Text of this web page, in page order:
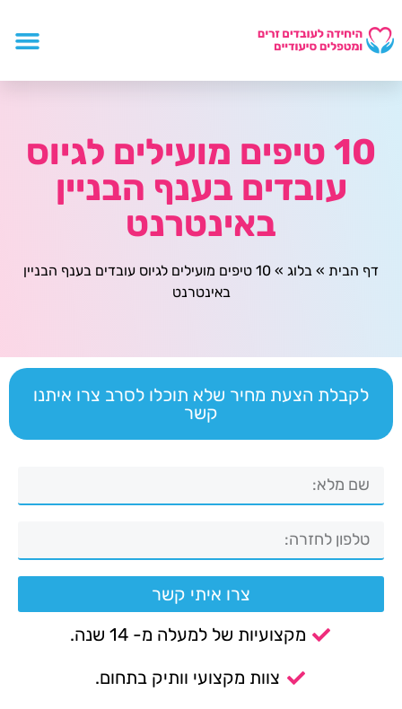
10 טיפים מועילים לגיוס
עובדים בענף הבניין
באינטרנט
דף הבית » בלוג »
10 טיפים מועילים לגיוס עובדים בענף הבניין
באינטרנט
לקבלת הצעת מחיר שלא תוכלו לסרב צרו איתנו
קשר
צרו איתי קשר
מקצועיות של למעלה מ- 14 שנה.
צוות מקצועי וותיק בתחום.